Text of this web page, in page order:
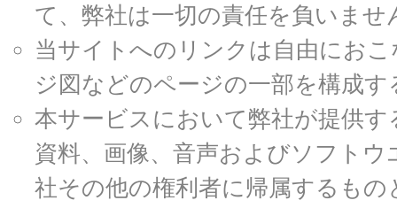
て、弊社は一切の責任を負いませ
当サイトへのリンクは自由にお
ジ図などのページの一部を構成
本サービスにおいて弊社が提供
資料、画像、音声およびソフト
社その他の権利者に帰属するも